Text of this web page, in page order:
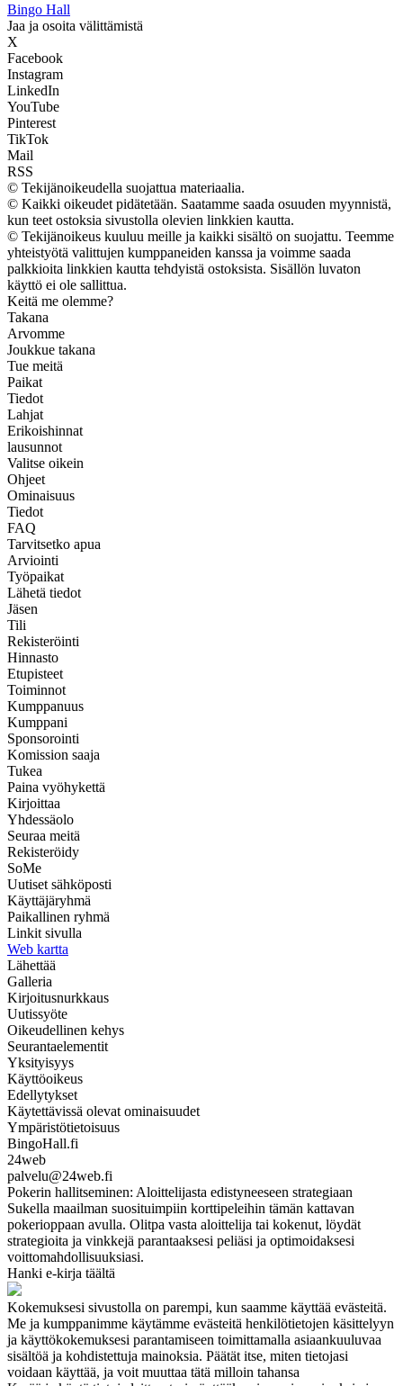
Bingo Hall
Jaa ja osoita välittämistä
X
Facebook
Instagram
LinkedIn
YouTube
Pinterest
TikTok
Mail
RSS
© Tekijänoikeudella suojattua materiaalia.
© Kaikki oikeudet pidätetään. Saatamme saada osuuden myynnistä,
kun teet ostoksia sivustolla olevien linkkien kautta.
© Tekijänoikeus kuuluu meille ja kaikki sisältö on suojattu. Teemme
yhteistyötä valittujen kumppaneiden kanssa ja voimme saada
palkkioita linkkien kautta tehdyistä ostoksista. Sisällön luvaton
käyttö ei ole sallittua.
Keitä me olemme?
Takana
Arvomme
Joukkue takana
Tue meitä
Paikat
Tiedot
Lahjat
Erikoishinnat
lausunnot
Valitse oikein
Ohjeet
Ominaisuus
Tiedot
FAQ
Tarvitsetko apua
Arviointi
Työpaikat
Lähetä tiedot
Jäsen
Tili
Rekisteröinti
Hinnasto
Etupisteet
Toiminnot
Kumppanuus
Kumppani
Sponsorointi
Komission saaja
Tukea
Paina vyöhykettä
Kirjoittaa
Yhdessäolo
Seuraa meitä
Rekisteröidy
SoMe
Uutiset sähköposti
Käyttäjäryhmä
Paikallinen ryhmä
Linkit sivulla
Web kartta
Lähettää
Galleria
Kirjoitusnurkkaus
Uutissyöte
Oikeudellinen kehys
Seurantaelementit
Yksityisyys
Käyttöoikeus
Edellytykset
Käytettävissä olevat ominaisuudet
Ympäristötietoisuus
BingoHall.fi
24web
palvelu@24web.fi
Pokerin hallitseminen: Aloittelijasta edistyneeseen strategiaan
Sukella maailman suosituimpiin korttipeleihin tämän kattavan
pokerioppaan avulla. Olitpa vasta aloittelija tai kokenut, löydät
strategioita ja vinkkejä parantaaksesi peliäsi ja optimoidaksesi
voittomahdollisuuksiasi.
Hanki e-kirja täältä
Kokemuksesi sivustolla on parempi, kun saamme käyttää evästeitä.
Me ja kumppanimme käytämme evästeitä henkilötietojen käsittelyyn
ja käyttökokemuksesi parantamiseen toimittamalla asiaankuuluvaa
sisältöä ja kohdistettuja mainoksia. Päätät itse, miten tietojasi
voidaan käyttää, ja voit muuttaa tätä milloin tahansa